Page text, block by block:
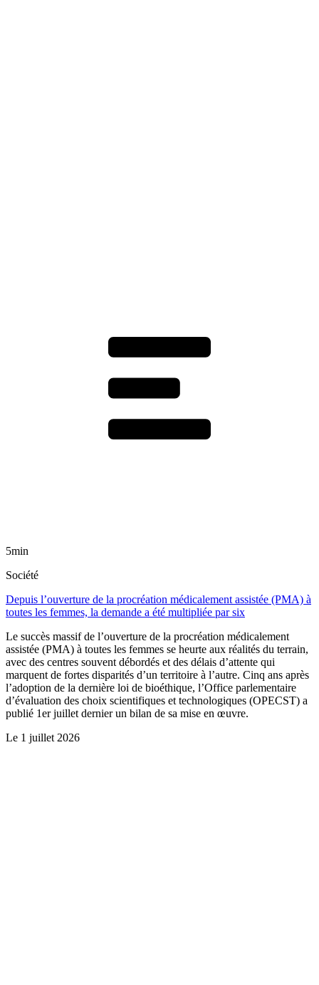
5min
Société
Depuis l’ouverture de la procréation médicalement assistée (PMA) à
toutes les femmes, la demande a été multipliée par six
Le succès massif de l’ouverture de la procréation médicalement
assistée (PMA) à toutes les femmes se heurte aux réalités du terrain,
avec des centres souvent débordés et des délais d’attente qui
marquent de fortes disparités d’un territoire à l’autre. Cinq ans après
l’adoption de la dernière loi de bioéthique, l’Office parlementaire
d’évaluation des choix scientifiques et technologiques (OPECST) a
publié 1er juillet dernier un bilan de sa mise en œuvre.
Le 1 juillet 2026